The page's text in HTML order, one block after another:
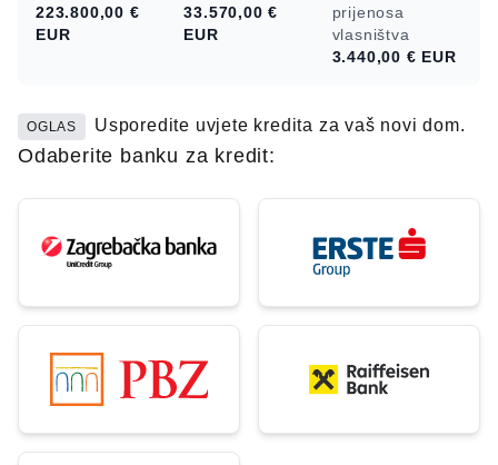
223.800,00 €
EUR
33.570,00 €
EUR
prijenosa
vlasništva
3.440,00 € EUR
OGLAS Usporedite uvjete kredita za vaš novi dom.
Odaberite banku za kredit: